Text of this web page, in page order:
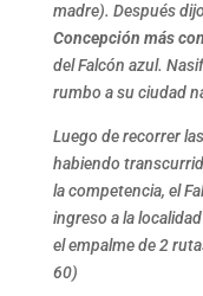
madre). Después dijo
Concepción más
del Falcón azul.
rumbo a su ciudad
Luego de recorrer
habiendo
la competencia, el
ingreso a la
el empalme de 2
60)